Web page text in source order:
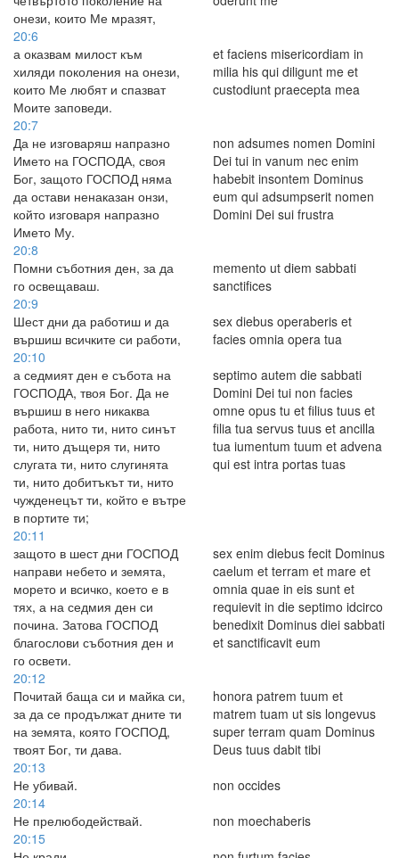
онези, които Ме мразят,
20:6
а оказвам милост към
хиляди поколения на онези,
които Ме любят и спазват
Моите заповеди.
et faciens misericordiam in
milia his qui diligunt me et
custodiunt praecepta mea
20:7
Да не изговаряш напразно
Името на ГОСПОДА, своя
Бог, защото ГОСПОД няма
да остави ненаказан онзи,
който изговаря напразно
Името Му.
non adsumes nomen Domini
Dei tui in vanum nec enim
habebit insontem Dominus
eum qui adsumpserit nomen
Domini Dei sui frustra
20:8
Помни съботния ден, за да
го освещаваш.
memento ut diem sabbati
sanctifices
20:9
Шест дни да работиш и да
вършиш всичките си работи,
sex diebus operaberis et
facies omnia opera tua
20:10
а седмият ден е събота на
ГОСПОДА, твоя Бог. Да не
вършиш в него никаква
работа, нито ти, нито синът
ти, нито дъщеря ти, нито
слугата ти, нито слугинята
ти, нито добитъкът ти, нито
чужденецът ти, който е вътре
в портите ти;
septimo autem die sabbati
Domini Dei tui non facies
omne opus tu et filius tuus et
filia tua servus tuus et ancilla
tua iumentum tuum et advena
qui est intra portas tuas
20:11
защото в шест дни ГОСПОД
направи небето и земята,
морето и всичко, което е в
тях, а на седмия ден си
почина. Затова ГОСПОД
благослови съботния ден и
го освети.
sex enim diebus fecit Dominus
caelum et terram et mare et
omnia quae in eis sunt et
requievit in die septimo idcirco
benedixit Dominus diei sabbati
et sanctificavit eum
20:12
Почитай баща си и майка си,
за да се продължат дните ти
на земята, която ГОСПОД,
твоят Бог, ти дава.
honora patrem tuum et
matrem tuam ut sis longevus
super terram quam Dominus
Deus tuus dabit tibi
20:13
Не убивай.
non occides
20:14
Не прелюбодействай.
non moechaberis
20:15